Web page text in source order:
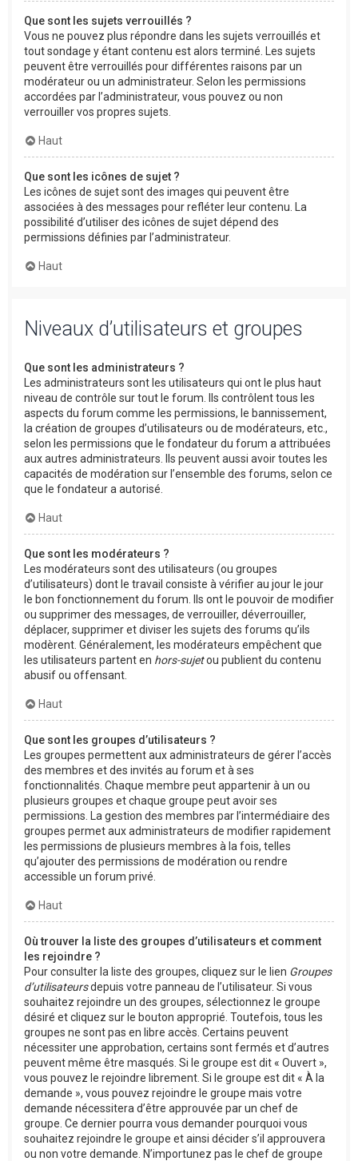
Que sont les sujets verrouillés ?
Vous ne pouvez plus répondre dans les sujets verrouillés et
tout sondage y étant contenu est alors terminé. Les sujets
peuvent être verrouillés pour différentes raisons par un
modérateur ou un administrateur. Selon les permissions
accordées par l’administrateur, vous pouvez ou non
verrouiller vos propres sujets.
Haut
Que sont les icônes de sujet ?
Les icônes de sujet sont des images qui peuvent être
associées à des messages pour refléter leur contenu. La
possibilité d’utiliser des icônes de sujet dépend des
permissions définies par l’administrateur.
Haut
Niveaux d’utilisateurs et groupes
Que sont les administrateurs ?
Les administrateurs sont les utilisateurs qui ont le plus haut
niveau de contrôle sur tout le forum. Ils contrôlent tous les
aspects du forum comme les permissions, le bannissement,
la création de groupes d’utilisateurs ou de modérateurs, etc.,
selon les permissions que le fondateur du forum a attribuées
aux autres administrateurs. Ils peuvent aussi avoir toutes les
capacités de modération sur l’ensemble des forums, selon ce
que le fondateur a autorisé.
Haut
Que sont les modérateurs ?
Les modérateurs sont des utilisateurs (ou groupes
d’utilisateurs) dont le travail consiste à vérifier au jour le jour
le bon fonctionnement du forum. Ils ont le pouvoir de modifier
ou supprimer des messages, de verrouiller, déverrouiller,
déplacer, supprimer et diviser les sujets des forums qu’ils
modèrent. Généralement, les modérateurs empêchent que
les utilisateurs partent en hors-sujetou publient du contenu
abusif ou offensant.
Haut
Que sont les groupes d’utilisateurs ?
Les groupes permettent aux administrateurs de gérer l’accès
des membres et des invités au forum et à ses
fonctionnalités. Chaque membre peut appartenir à un ou
plusieurs groupes et chaque groupe peut avoir ses
permissions. La gestion des membres par l’intermédiaire des
groupes permet aux administrateurs de modifier rapidement
les permissions de plusieurs membres à la fois, telles
qu’ajouter des permissions de modération ou rendre
accessible un forum privé.
Haut
Où trouver la liste des groupes d’utilisateurs et comment
les rejoindre ?
Pour consulter la liste des groupes, cliquez sur le lien Groupes
d’utilisateursdepuis votre panneau de l’utilisateur. Si vous
souhaitez rejoindre un des groupes, sélectionnez le groupe
désiré et cliquez sur le bouton approprié. Toutefois, tous les
groupes ne sont pas en libre accès. Certains peuvent
nécessiter une approbation, certains sont fermés et d’autres
peuvent même être masqués. Si le groupe est dit « Ouvert »,
vous pouvez le rejoindre librement. Si le groupe est dit « À la
demande », vous pouvez rejoindre le groupe mais votre
demande nécessitera d’être approuvée par un chef de
groupe. Ce dernier pourra vous demander pourquoi vous
souhaitez rejoindre le groupe et ainsi décider s’il approuvera
ou non votre demande. N’importunez pas le chef de groupe